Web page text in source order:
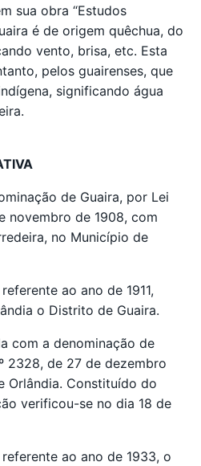
sua obra “Estudos
é de origem quêchua, do
vento, brisa, etc. Esta
pelos guairenses, que
significando água
de Guaira, por Lei
novembro de 1908, com
no Município de
ao ano de 1911,
o Distrito de Guaira.
com a denominação de
2328, de 27 de dezembro
Orlândia. Constituído do
verificou-se no dia 18 de
ao ano de 1933, o